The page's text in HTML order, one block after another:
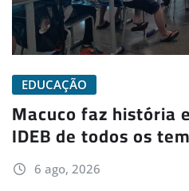
EDUCAÇÃO
Macuco faz história
IDEB de todos os
6 ago, 2026